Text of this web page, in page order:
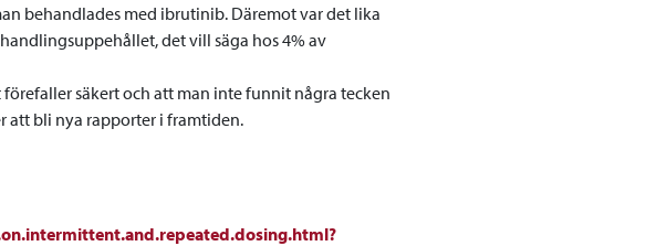
behandlades med ibrutinib. Däremot var det lika
det vill säga hos 4% av
säkert och att man inte funnit några tecken
att bli nya rapporter i framtiden.